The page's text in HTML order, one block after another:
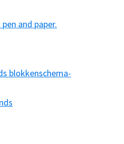
and paper.
blokkenschema-